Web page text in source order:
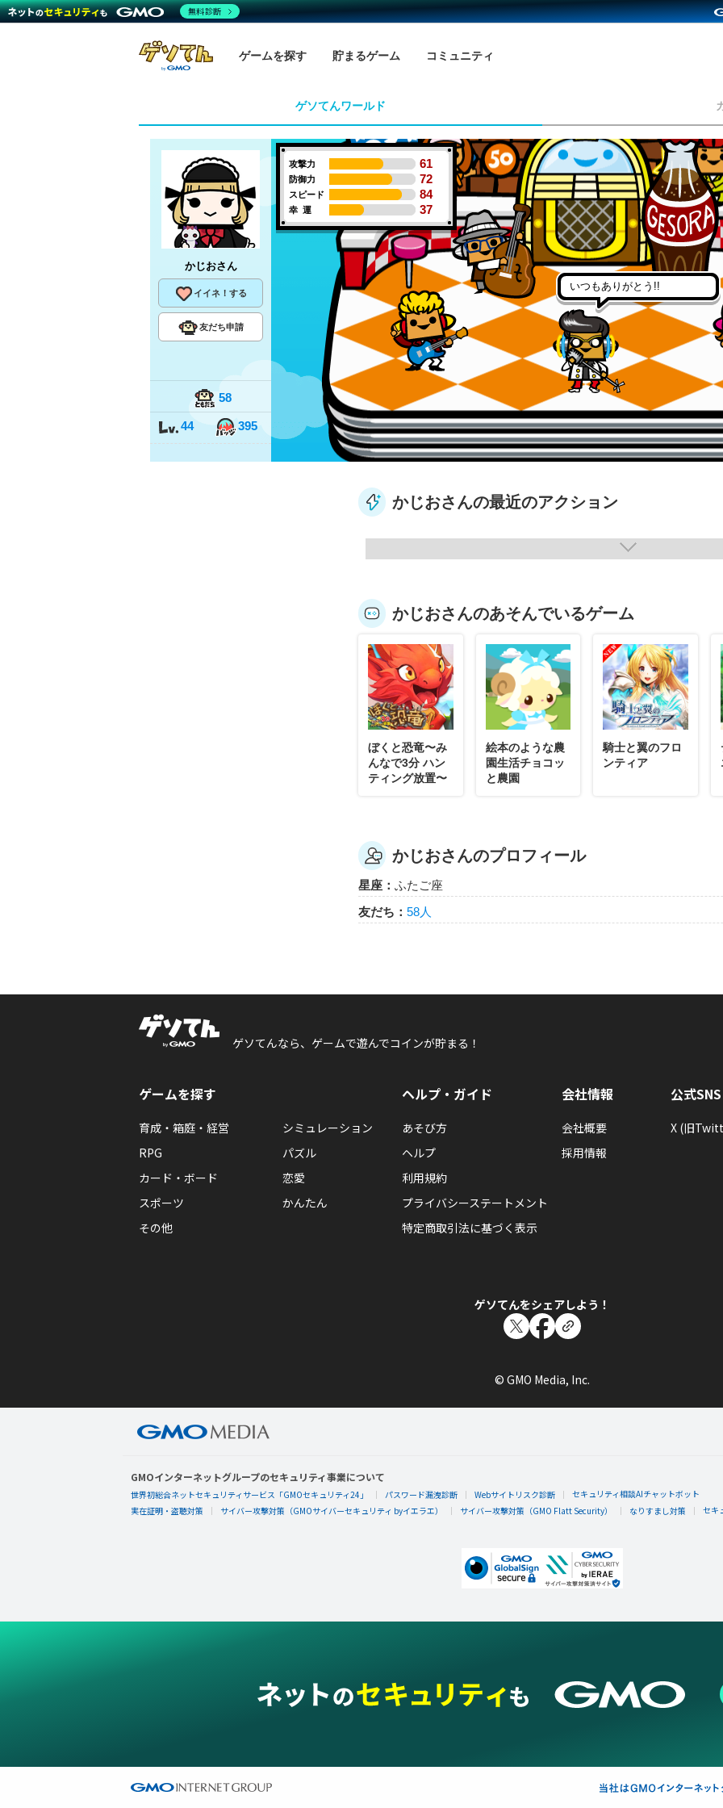
ゲームを探す 貯まるゲーム コミュニティ
ゲソてんワールド
かじおさん
イイネ！する
友だち申請
58
44 395
攻撃力 61
防御力 72
スピード 84
幸 運 37
いつもありがとう!!
かじおさんの最近のアクション
かじおさんのあそんでいるゲーム
ぼくと恐竜〜み
んなで3分 ハン
ティング放置〜
絵本のような農
園生活チョコッ
と農園
騎士と翼のフロ
ンティア
かじおさんのプロフィール
星座： ふたご座
友だち： 58人
ゲソてんなら、ゲームで遊んでコインが貯まる！
ゲームを探す
育成・箱庭・経営
シミュレーション
RPG
パズル
カード・ボード
恋愛
スポーツ
かんたん
その他
ヘルプ・ガイド
あそび方
ヘルプ
利用規約
プライバシーステートメント
特定商取引法に基づく表示
会社情報
会社概要
採用情報
公式SNS
X (旧
ゲソてんをシェアしよう！
© GMO Media, Inc.
GMOインターネットグループのセキュリティ事業について
世界初総合ネットセキュリティサービス「GMOセキュリティ24」 パスワード漏洩診断 Webサイトリスク診断
セキュリティ相談AIチャットボット
実在証明・盗聴対策
サイバー攻撃対策（GMOサイバーセキュリティ byイエラエ） サイバー攻撃対策（GMO Flatt Security） なりすまし対策 セキ
無料診断